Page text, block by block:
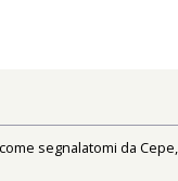
segnalatomi da